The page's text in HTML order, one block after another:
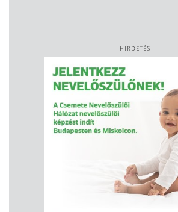
HIRDETÉS